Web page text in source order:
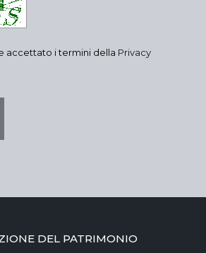
accettato i termini della Privacy
DEL PATRIMONIO